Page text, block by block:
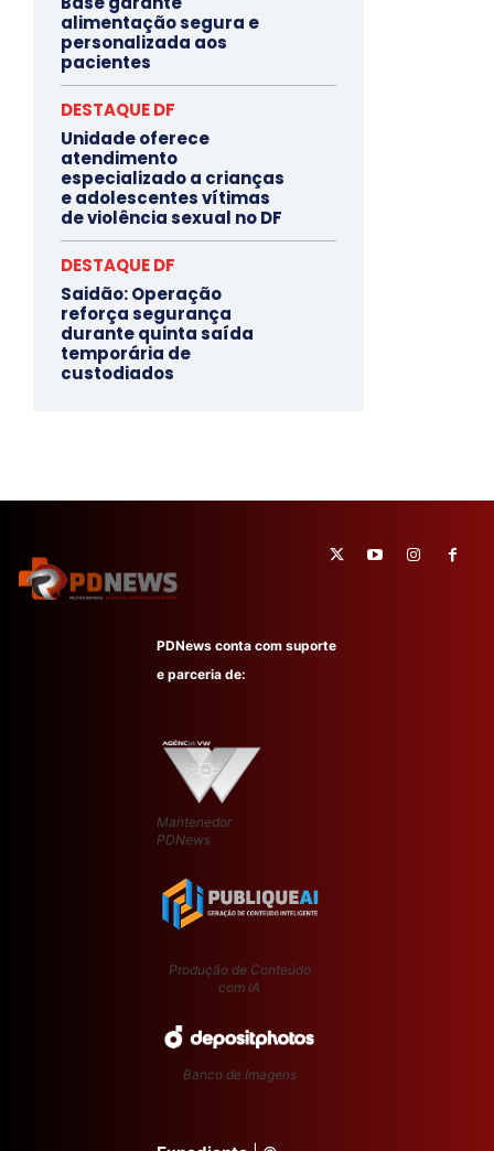
alimentação segura e
personalizada aos
pacientes
DESTAQUE DF
Unidade oferece
atendimento
especializado a crianças
e adolescentes vítimas
de violência sexual no DF
DESTAQUE DF
Saidão: Operação
reforça segurança
durante quinta saída
temporária de
custodiados
PDNews conta com suporte
e parceria de:
Mantenedor
PDNews
Produção de Conteúdo
com IA
Banco de Imagens